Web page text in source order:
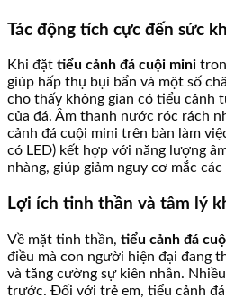
Tác động tích cực đến sức
Khi đặt tiểu cảnh đá cuội mini
giúp hấp thụ bụi bẩn và một số
cho thấy không gian có tiểu cảnh
của đá. Âm thanh nước róc rách
cảnh đá cuội mini trên bàn làm
có LED) kết hợp với năng lượng
nhàng, giúp giảm nguy cơ mắc
Lợi ích tinh thần và tâm lý
Về mặt tinh thần, tiểu cảnh đá
điều mà con người hiện đại đang
và tăng cường sự kiên nhẫn.
trước. Đối với trẻ em, tiểu cảnh đá